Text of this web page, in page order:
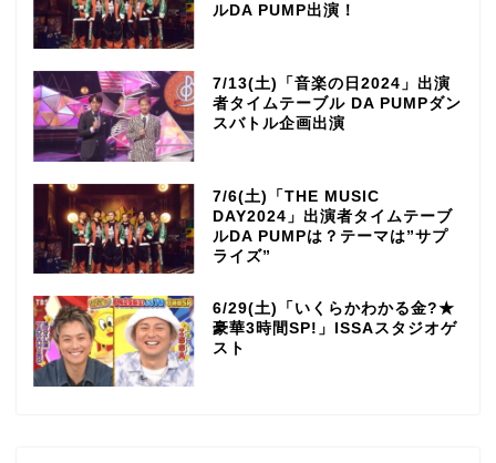
ルDA PUMP出演！
7/13(土)「音楽の日2024」出演
者タイムテーブル DA PUMPダン
スバトル企画出演
7/6(土)「THE MUSIC
DAY2024」出演者タイムテーブ
ルDA PUMPは？テーマは”サプ
ライズ”
6/29(土)「いくらかわかる金?★
豪華3時間SP!」ISSAスタジオゲ
スト